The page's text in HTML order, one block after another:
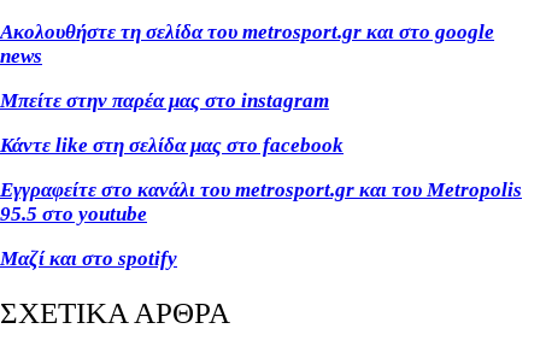
Ακολουθήστε τη σελίδα του metrosport.gr και στο google
news
Μπείτε στην παρέα μας στο instagram
Κάντε like στη σελίδα μας στο facebook
Εγγραφείτε στο κανάλι του metrosport.gr και του Metropolis
95.5 στο youtube
Μαζί και στο spotify
ΣΧΕΤΙΚΑ ΑΡΘΡΑ